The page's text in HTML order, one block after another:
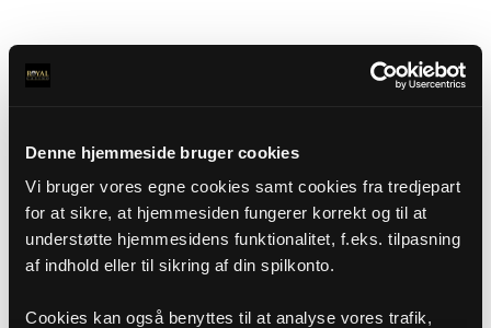
Denne hjemmeside bruger cookies
Vi bruger vores egne cookies samt cookies fra tredjepart
for at sikre, at hjemmesiden fungerer korrekt og til at
understøtte hjemmesidens funktionalitet, f.eks. tilpasning
af indhold eller til sikring af din spilkonto.
Cookies kan også benyttes til at analyse vores trafik,